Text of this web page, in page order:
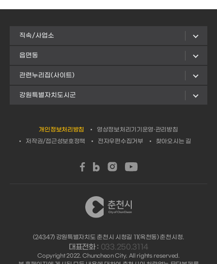
직속/사업소
읍면동
관련누리집(사이트)
강원특별자치도시군
개인정보처리방침
영상정보처리기기운영·관리방침
저작권/접근성보호정책
전자우편수집거부 찾아오시는 길
(24347) 강원특별자치도 춘천시 시청길 11(옥천동) 춘천시청.
대표전화 : 033.250.3114
Copyright 2022. Chuncheon City. All rights reserved.